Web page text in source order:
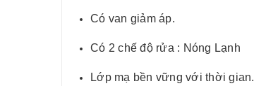
Có van giảm áp.
Có 2 chế độ rửa : Nóng Lạnh
Lớp mạ bền vững với thời gian.